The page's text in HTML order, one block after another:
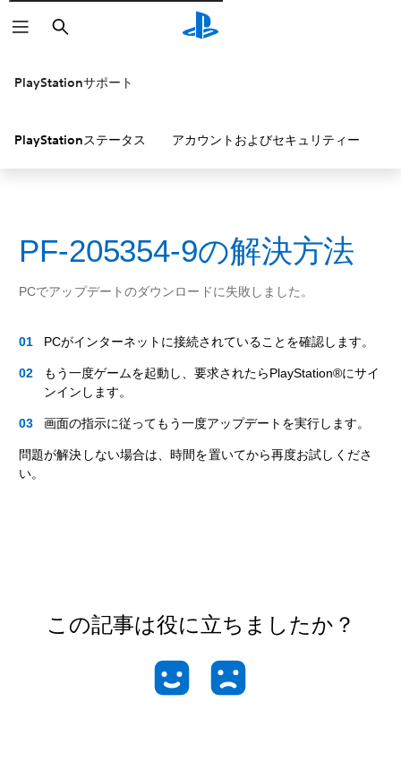
検
索
PlayStationサポート
PlayStationステータス アカウントおよびセキュリティー
PF-205354-9の解決方法
PCでアップデートのダウンロードに失敗しました。
PCがインターネットに接続されていることを確認します。
もう一度ゲームを起動し、要求されたらPlayStation®にサイ
ンインします。
画面の指示に従ってもう一度アップデートを実行します。
問題が解決しない場合は、時間を置いてから再度お試しくださ
い。
この記事は役に立ちましたか？